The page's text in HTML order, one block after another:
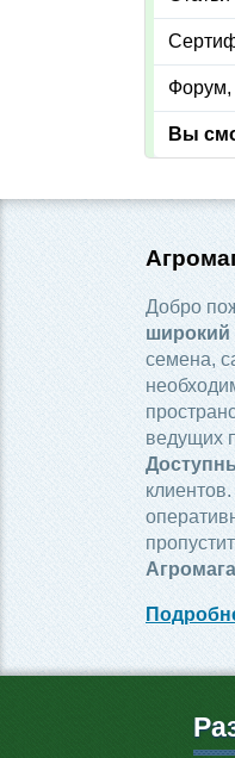
Форум,
Вы
Добро
широкий
семена,
ведущих
клиентов.